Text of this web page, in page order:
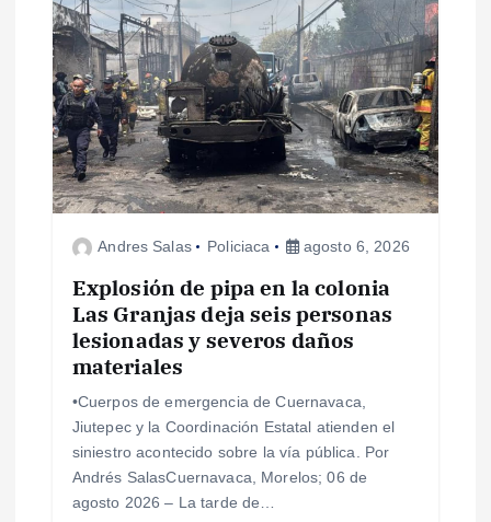
c
ó
n
Andres Salas Policiaca agosto 6, 2026
Explosión de pipa en la colonia
Las Granjas deja seis personas
lesionadas y severos daños
materiales
•Cuerpos de emergencia de Cuernavaca,
Jiutepec y la Coordinación Estatal atienden el
siniestro acontecido sobre la vía pública. Por
Andrés SalasCuernavaca, Morelos; 06 de
agosto 2026 – La tarde de…